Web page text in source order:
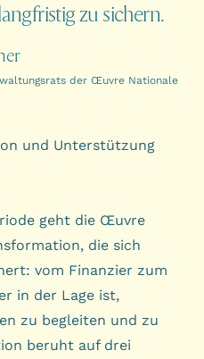
zu sichern.
der Œuvre Nationale
und Unterstützung
geht die Œuvre
die sich
vom Finanzier zum
in der Lage ist,
zu begleiten und zu
beruht auf drei